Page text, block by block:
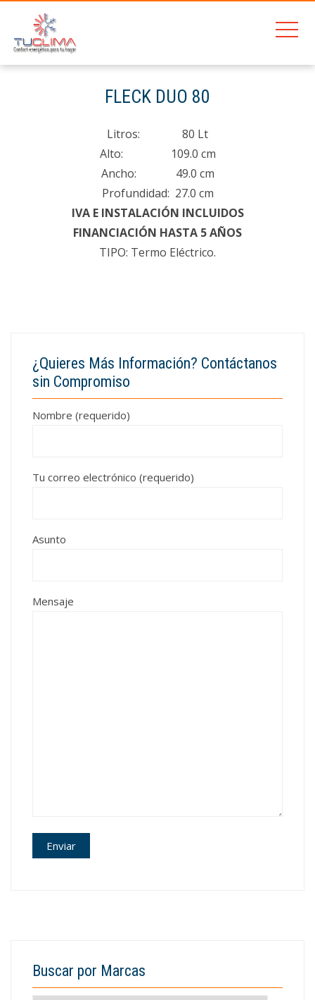
FLECK DUO 80
Litros: 80 Lt
Alto: 109.0 cm
Ancho: 49.0 cm
Profundidad: 27.0 cm
IVA E INSTALACIÓN INCLUIDOS
FINANCIACIÓN HASTA 5 AÑOS
TIPO: Termo Eléctrico.
¿Quieres Más Información? Contáctanos
sin Compromiso
Nombre (requerido)
Tu correo electrónico (requerido)
Asunto
Mensaje
Buscar por Marcas